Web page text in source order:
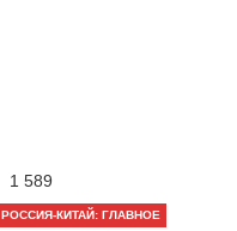
1 589
РОССИЯ-КИТАЙ: ГЛАВНОЕ